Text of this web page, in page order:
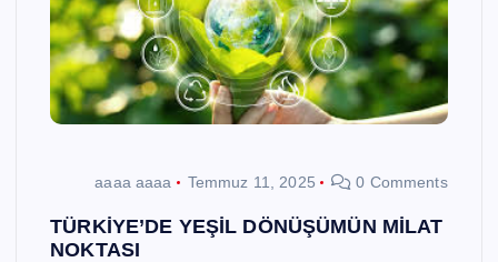
aaaa aaaa Temmuz 11, 2025 0 Comments
TÜRKİYE’DE YEŞİL DÖNÜŞÜMÜN MİLAT
NOKTASI